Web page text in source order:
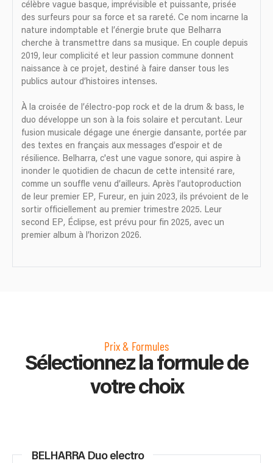
célèbre vague basque, imprévisible et puissante, prisée
des surfeurs pour sa force et sa rareté. Ce nom incarne la
nature indomptable et l’énergie brute que Belharra
cherche à transmettre dans sa musique. En couple depuis
2019, leur complicité et leur passion commune donnent
naissance à ce projet, destiné à faire danser tous les
publics autour d’histoires intenses.
À la croisée de l’électro-pop rock et de la drum & bass, le
duo développe un son à la fois solaire et percutant. Leur
fusion musicale dégage une énergie dansante, portée par
des textes en français aux messages d’espoir et de
résilience. Belharra, c'est une vague sonore, qui aspire à
inonder le quotidien de chacun de cette intensité rare,
comme un souffle venu d’ailleurs. Après l’autoproduction
de leur premier EP, Fureur, en juin 2023, ils prévoient de le
sortir officiellement au premier trimestre 2025. Leur
second EP, Éclipse, est prévu pour fin 2025, avec un
premier album à l’horizon 2026.
Prix & Formules
Sélectionnez la formule de
votre choix
BELHARRA Duo electro